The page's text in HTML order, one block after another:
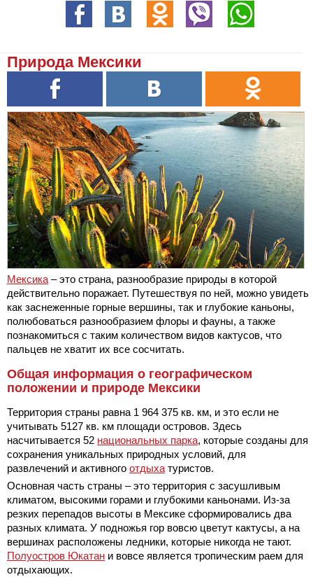
Природа Мексики
Мексика – это страна, разнообразие природы в которой
действительно поражает. Путешествуя по ней, можно увидеть
как заснеженные горные вершины, так и глубокие каньоны,
полюбоваться разнообразием флоры и фауны, а также
познакомиться с таким количеством видов кактусов, что
пальцев не хватит их все сосчитать.
Общая информация о географическом
положении и природе Мексики
Территория страны равна 1 964 375 кв. км, и это если не
учитывать 5127 кв. км площади островов. Здесь
насчитывается 52 национальных парка, которые созданы для
сохранения уникальных природных условий, для
развлечений и активного отдыха туристов.
Основная часть страны – это территория с засушливым
климатом, высокими горами и глубокими каньонами. Из-за
резких перепадов высоты в Мексике сформировались два
разных климата. У подножья гор вовсю цветут кактусы, а на
вершинах расположены ледники, которые никогда не тают.
Полуостров Юкатан и вовсе является тропическим раем для
отдыхающих.